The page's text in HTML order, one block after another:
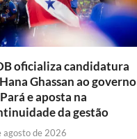
oficializa candidatura
Ghassan ao governo
e aposta na
da gestão
agosto de 2026